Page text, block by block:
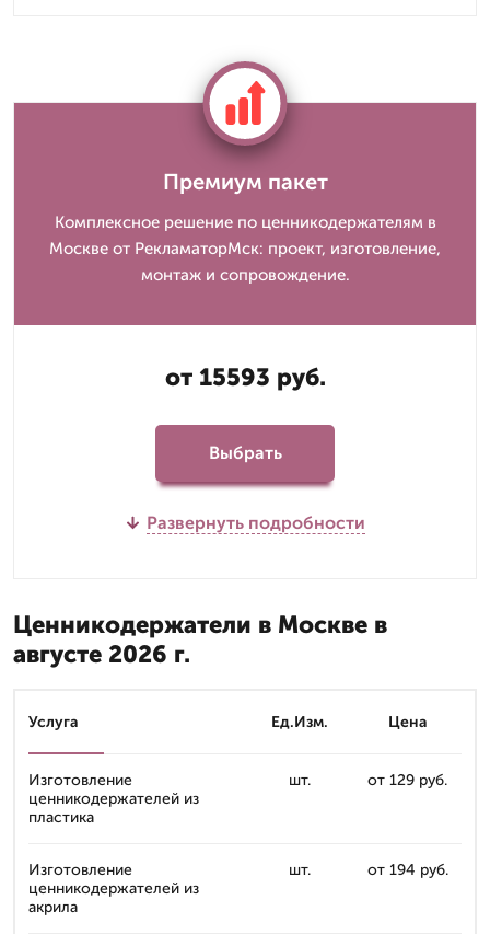
Премиум пакет
Комплексное решение по ценникодержателям в
Москве от РекламаторМск: проект, изготовление,
монтаж и сопровождение.
от 15593 руб.
Выбрать
Развернуть подробности
Ценникодержатели в Москве в
августе 2026 г.
Услуга Ед.Изм. Цена
Изготовление
ценникодержателей из
пластика
шт. от 129 руб.
Изготовление
ценникодержателей из
акрила
шт. от 194 руб.